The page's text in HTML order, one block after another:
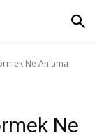
Ne Anlama
Ne